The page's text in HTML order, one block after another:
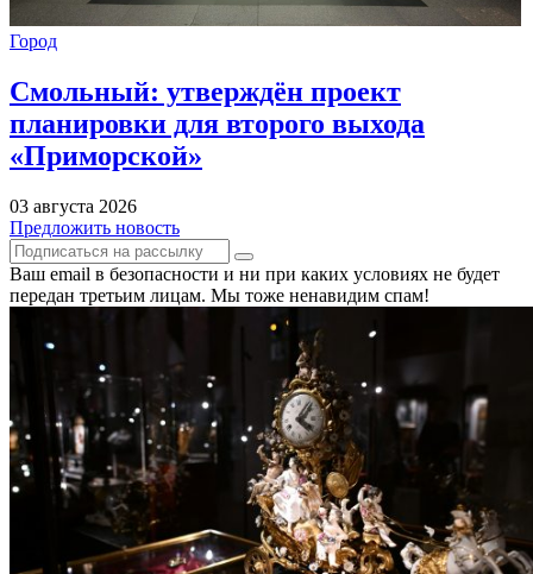
Город
Смольный: утверждён проект
планировки для второго выхода
«Приморской»
03 августа 2026
Предложить новость
Ваш email в безопасности и ни при каких условиях не будет
передан третьим лицам. Мы тоже ненавидим спам!